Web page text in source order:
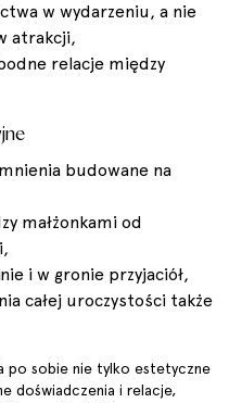
w wydarzeniu, a nie
atrakcji,
relacje między
budowane na
małżonkami od
i w gronie przyjaciół,
całej uroczystości także
po sobie nie tylko estetyczne
doświadczenia i relacje,